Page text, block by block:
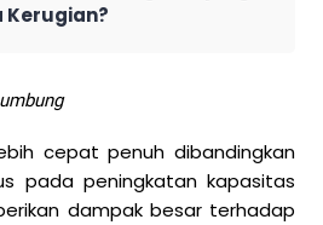
Kerugian?
cepat penuh dibandingkan
pada peningkatan kapasitas
dampak besar terhadap